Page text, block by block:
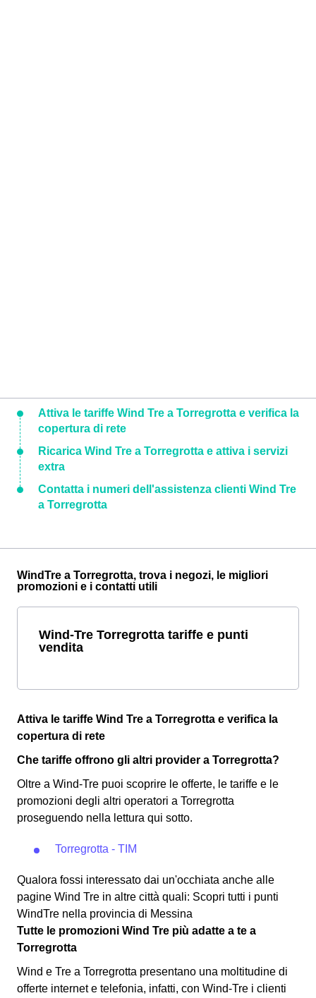
Attiva le tariffe Wind Tre a Torregrotta e verifica la
copertura di rete
Ricarica Wind Tre a Torregrotta e attiva i servizi
extra
Contatta i numeri dell'assistenza clienti Wind Tre
a Torregrotta
WindTre a Torregrotta, trova i negozi, le migliori
promozioni e i contatti utili
Wind-Tre Torregrotta tariffe e punti
vendita
Attiva le tariffe Wind Tre a Torregrotta e verifica la
copertura di rete
Che tariffe offrono gli altri provider a Torregrotta?
Oltre a Wind-Tre puoi scoprire le offerte, le tariffe e le
promozioni degli altri operatori a Torregrotta
proseguendo nella lettura qui sotto.
Torregrotta - TIM
Qualora fossi interessato dai un'occhiata anche alle
pagine Wind Tre in altre città quali: Scopri tutti i punti
WindTre nella provincia di Messina
Tutte le promozioni Wind Tre più adatte a te a
Torregrotta
Wind e Tre a Torregrotta presentano una moltitudine di
offerte internet e telefonia, infatti, con Wind-Tre i clienti